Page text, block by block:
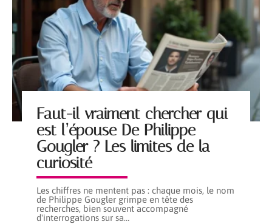
Faut-il vraiment chercher qui
est l’épouse De Philippe
Gougler ? Les limites de la
curiosité
Les chiffres ne mentent pas : chaque mois, le nom
de Philippe Gougler grimpe en tête des
recherches, bien souvent accompagné
d'interrogations sur sa…